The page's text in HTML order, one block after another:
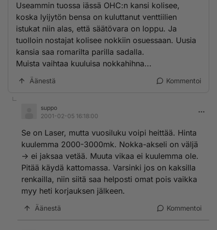
Useammin tuossa iässä OHC:n kansi kolisee,
koska lyijytön bensa on kuluttanut venttiilien
istukat niin alas, että säätövara on loppu. Ja
tuolloin nostajat kolisee nokkiin osuessaan. Uusia
kansia saa romarilta parilla sadalla.
Muista vaihtaa kuuluisa nokkahihna...
Äänestä Kommentoi
suppo
2001-02-05 16:18:00
Se on Laser, mutta vuosiluku voipi heittää. Hinta
kuulemma 2000-3000mk. Nokka-akseli on väljä
-> ei jaksaa vetää. Muuta vikaa ei kuulemma ole.
Pitää käydä kattomassa. Varsinki jos on kaksilla
renkailla, niin siitä saa helposti omat pois vaikka
myy heti korjauksen jälkeen.
Äänestä Kommentoi